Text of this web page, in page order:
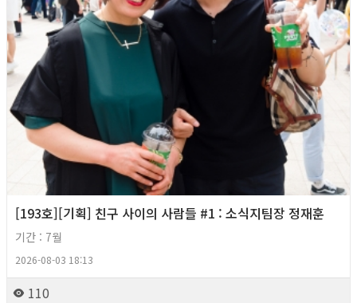
[193호][기획] 친구 사이의 사람들 #1 : 소식지팀장 정재훈
기간 : 7월
2026-08-03 18:13
110